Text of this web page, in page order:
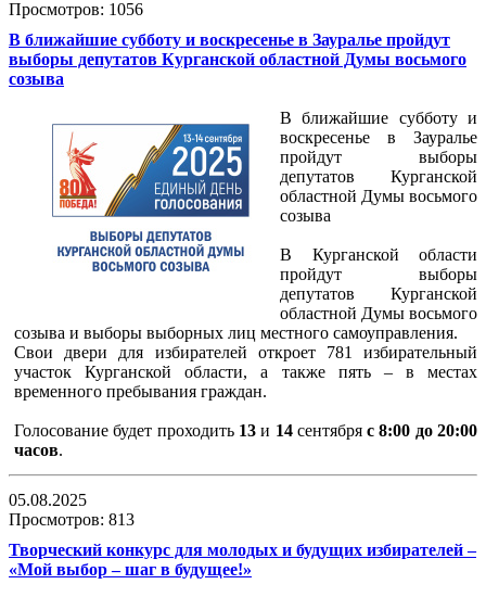
Просмотров: 1056
В ближайшие субботу и воскресенье в Зауралье пройдут
выборы депутатов Курганской областной Думы восьмого
созыва
В ближайшие субботу и
воскресенье в Зауралье
пройдут выборы
депутатов Курганской
областной Думы восьмого
созыва
В Курганской области
пройдут выборы
депутатов Курганской
областной Думы восьмого
созыва и выборы выборных лиц местного самоуправления.
Свои двери для избирателей откроет 781 избирательный
участок Курганской области, а также пять – в местах
временного пребывания граждан.
Голосование будет проходить 13и 14сентябряс 8:00 до 20:00
часов.
05.08.2025
Просмотров: 813
Творческий конкурс для молодых и будущих избирателей –
«Мой выбор – шаг в будущее!»